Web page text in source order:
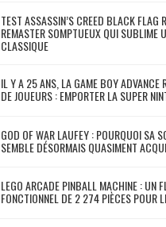
TEST ASSASSIN’S CREED BLACK FLAG
REMASTER SOMPTUEUX QUI SUBLIME
CLASSIQUE
IL Y A 25 ANS, LA GAME BOY ADVANCE
DE JOUEURS : EMPORTER LA SUPER
GOD OF WAR LAUFEY : POURQUOI SA
SEMBLE DÉSORMAIS QUASIMENT
LEGO ARCADE PINBALL MACHINE : UN
FONCTIONNEL DE 2 274 PIÈCES POUR